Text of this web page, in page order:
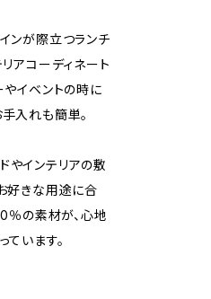
ンが際立つランチ
アコーディネート
やイベントの時に
入れも簡単。
やインテリアの敷
好きな用途に合
％の素材が、心地
います。